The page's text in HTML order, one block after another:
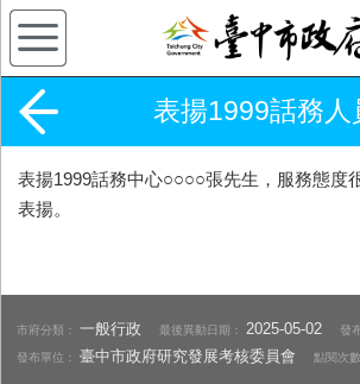
表揚1999話務人
表揚1999話務中心○○○○張先生，服務態度
表揚。
市府分類：一般行政 最後異動日期： 2025-05-02 發
發布單位：臺中市政府研究發展考核委員會 點閱次